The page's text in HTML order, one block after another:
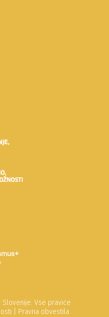
Vse pravice
Pravna obvestila